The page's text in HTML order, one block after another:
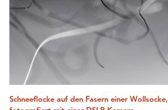
Schneeflocke auf den Fasern einer Wollsocke,